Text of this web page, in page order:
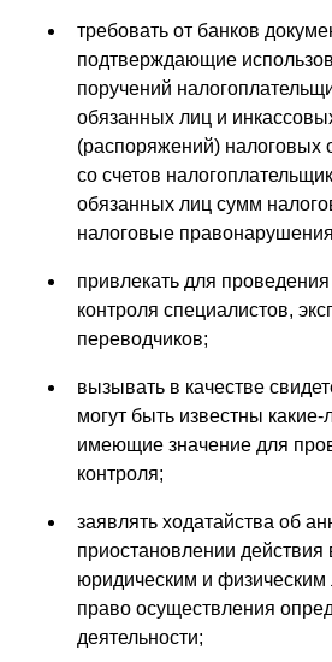
требовать от банков
подтверждающие
поручений
обязанных лиц и
(распоряжений) налоговых
со счетов
обязанных лиц сумм
налоговые
привлекать для
контроля специалистов,
переводчиков;
вызывать в качестве
могут быть известны какие-
имеющие значение для
контроля;
заявлять ходатайства об
приостановлении
юридическим и
право осуществления
деятельности;